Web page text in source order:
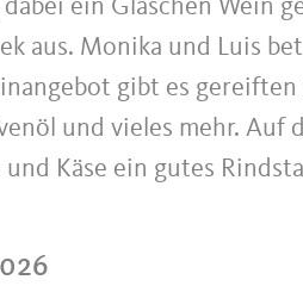
ein Gläschen Wein
aus. Monika und Luis
gibt es gereiften
und vieles mehr. Auf
Käse ein gutes